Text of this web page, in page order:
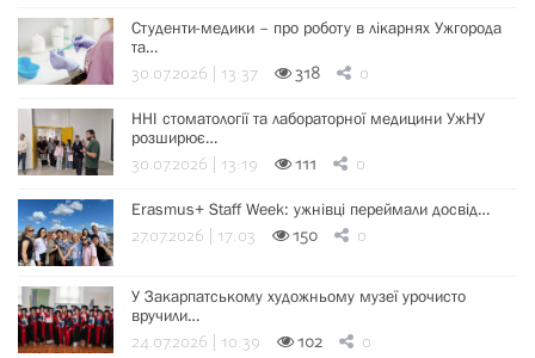
Студенти-медики – про роботу в лікарнях Ужгорода
та…
30.07.2026 | 13:37 318 0
ННІ стоматології та лабораторної медицини УжНУ
розширює…
30.07.2026 | 13:19 111 0
Erasmus+ Staff Week: ужнівці переймали досвід…
27.07.2026 | 17:03 150 0
У Закарпатському художньому музеї урочисто
вручили…
24.07.2026 | 10:39 102 0